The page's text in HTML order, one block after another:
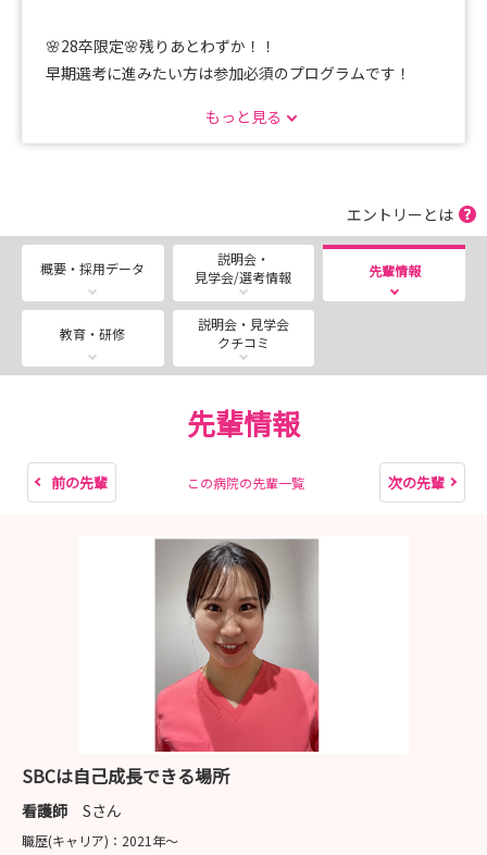
🌸28卒限定🌸残りあとわずか！！
早期選考に進みたい方は参加必須のプログラムです！
【Mission 1】自分を深掘る90分ワーク
ご参加いただいた方限定で、対面開催の
「Mission〈2〉」へご招待✨！
▼選考フローは以下の通りを予定しております。
（1）MISSION1参加 オンライン
ンライン）
※インターンシップ中にMISSION1・2の両方に参加
済みの方のみです。
・MISSION1のみ参加の方：1day対面説明会
※面接実施前に適性検査の受検がありますが、適性検査で
合否が出るものではございません
※面接は新宿もしくは大阪事務所のみで実施します
（4）ご内定
もっと見る
エントリーとは
概要・採用データ
説明会・
見学会/選考情報
先輩情報
教育・研修
説明会・見学会
クチコミ
先輩情報
前の先輩 この病院の先輩一覧 次の先輩
SBCは自己成長できる場所
看護師 Sさん
職歴(キャリア)： 2021年〜